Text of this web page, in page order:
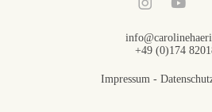
+49 (0)174
Impressum -